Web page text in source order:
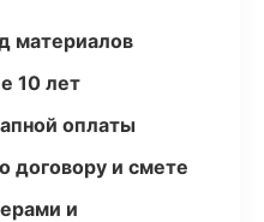
материалов
10 лет
оплаты
договору и смете
и